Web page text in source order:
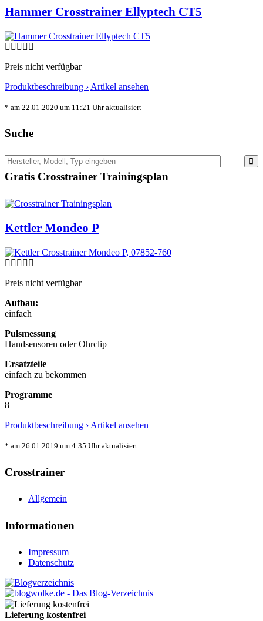
Hammer Crosstrainer Ellyptech CT5
Preis nicht verfügbar
Produktbeschreibung › Artikel ansehen
* am 22.01.2020 um 11:21 Uhr aktualisiert
Suche
Gratis Crosstrainer Trainingsplan
Kettler Mondeo P
Preis nicht verfügbar
Aufbau:
einfach
Pulsmessung
Handsensoren oder Ohrclip
Ersatzteile
einfach zu bekommen
Programme
8
Produktbeschreibung › Artikel ansehen
* am 26.01.2019 um 4:35 Uhr aktualisiert
Crosstrainer
Allgemein
Informationen
Impressum
Datenschutz
Lieferung kostenfrei